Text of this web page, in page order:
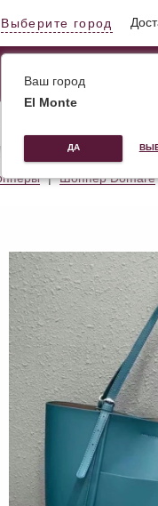
Выберите город
И ДЕЛОВЫЕ СУМКИ
Шоппер Domare
Ваш город
El Monte
ДА